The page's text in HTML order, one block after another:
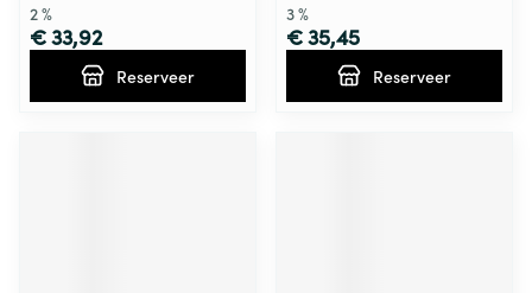
2 %
€ 33,92
Reserveer
3 %
€ 35,45
Reserveer